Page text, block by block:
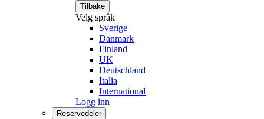
Tilbake
Velg språk
Sverige
Danmark
Finland
UK
Deutschland
Italia
International
Logg inn
Reservedeler